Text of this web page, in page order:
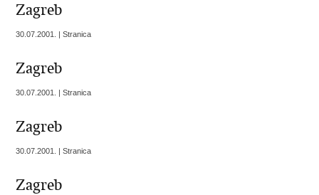
Zagreb
30.07.2001. | Stranica
Zagreb
30.07.2001. | Stranica
Zagreb
30.07.2001. | Stranica
Zagreb